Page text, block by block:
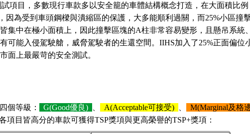
項目，多數現行車款多以安全籠的車體結構概念打造，在大面積比例
因為受到車頭鋼樑與潰縮區的保護，大多能順利過關，而25%小區撞
集中在極小面積上，因此撞擊區塊的A柱非常容易變形，且懸吊系統
可能入侵駕駛艙，威脅駕駛者的生還空間。IIHS加入了25%正面偏位
面上最嚴苛的安全測試。
個等級： G(Good優良) A(Acceptable可接受)
M(Marginal及格
項目皆高分的車款可獲得TSP獎項與更高榮譽的TSP+獎項：